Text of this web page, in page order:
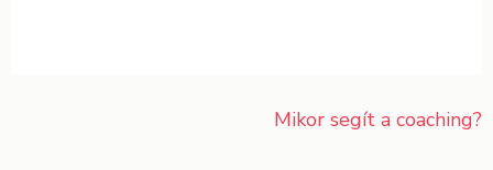
Mikor segít a coaching?